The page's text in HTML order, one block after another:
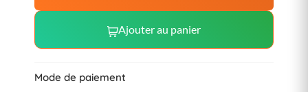
Ajouter au panier
Mode de paiement